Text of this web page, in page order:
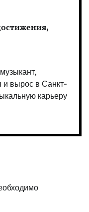
и вырос в Санкт-
карьеру